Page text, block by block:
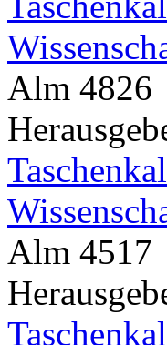
Alm 4826
Alm 4517